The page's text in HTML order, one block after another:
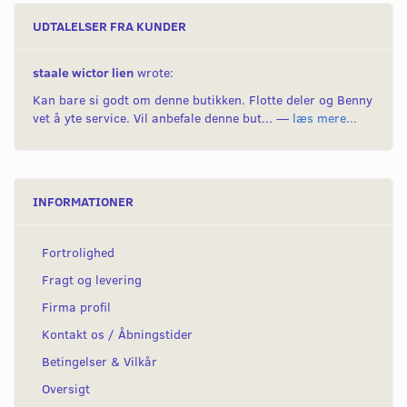
UDTALELSER FRA KUNDER
staale wictor lien wrote:
Kan bare si godt om denne butikken. Flotte deler og Benny
vet å yte service. Vil anbefale denne but... — læs mere...
INFORMATIONER
Fortrolighed
Fragt og levering
Firma profil
Kontakt os / Åbningstider
Betingelser & Vilkår
Oversigt